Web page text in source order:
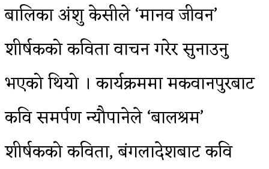
बालिका अंशु केसीले ‘मानव जीवन’
शीर्षकको कविता वाचन गरेर सुनाउनु
भएको थियो । कार्यक्रममा मकवानपुरबाट
कवि समर्पण न्यौपानेले ‘बालश्रम’
शीर्षकको कविता, बंगलादेशबाट कवि